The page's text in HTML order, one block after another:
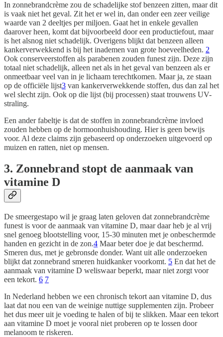
In zonnebrandcrème zou de schadelijke stof benzeen zitten, maar dit
is vaak niet het geval. Zit het er wel in, dan onder een zeer veilige
waarde van 2 deeltjes per miljoen. Gaat het in enkele gevallen
daarover heen, komt dat bijvoorbeeld door een productiefout, maar
is het alsnog niet schadelijk. Overigens blijkt dat benzeen alleen
kankerverwekkend is bij het inademen van grote hoeveelheden. 2
Ook conserveerstoffen als parabenen zouden funest zijn. Deze zijn
totaal niet schadelijk, alleen net als in het geval van benzeen als er
onmeetbaar veel van in je lichaam terechtkomen. Maar ja, ze staan
op de officiële lijst3 van kankerverwekkende stoffen, dus dan zal het
wel slecht zijn. Ook op die lijst (bij processen) staat trouwens UV-
straling.
Een ander fabeltje is dat de stoffen in zonnebrandcrème invloed
zouden hebben op de hormoonhuishouding. Hier is geen bewijs
voor. Al deze claims zijn gebaseerd op onderzoeken uitgevoerd op
muizen en ratten, niet op mensen.
3. Zonnebrand stopt de aanmaak van
vitamine D
De smeergestapo wil je graag laten geloven dat zonnebrandcrème
funest is voor de aanmaak van vitamine D, maar daar heb je al vrij
snel genoeg blootstelling voor, 15-30 minuten met je onbeschermde
handen en gezicht in de zon.4 Maar beter doe je dat beschermd.
Smeren dus, met je gebronsde donder. Want uit alle onderzoeken
blijkt dat zonnebrand smeren huidkanker voorkomt. 5 En dat het de
aanmaak van vitamine D weliswaar beperkt, maar niet zorgt voor
een tekort. 6 7
In Nederland hebben we een chronisch tekort aan vitamine D, dus
laat dat nou een van de weinige nuttige supplementen zijn. Probeer
het dus meer uit je voeding te halen of bij te slikken. Maar een tekort
aan vitamine D moet je vooral niet proberen op te lossen door
melanoom te riskeren.